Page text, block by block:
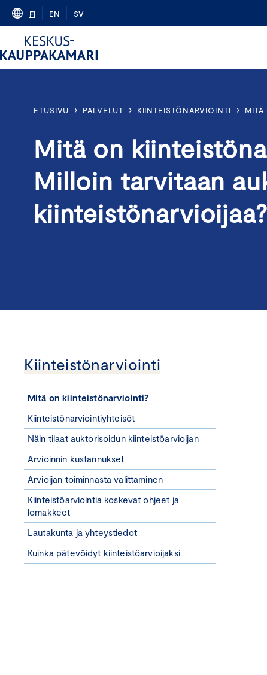
Skip
content
FI EN SV
ETUSIVU › PALVELUT › KIINTEISTÖNARVIOINTI ›
Mitä on
Milloin tarvitaan
kiinteistönarvioijaa?
Kiinteistönarviointi
Mitä on kiinteistönarviointi?
Kiinteistönarviointiyhteisöt
Näin tilaat auktorisoidun kiinteistöarvioijan
Arvioinnin kustannukset
Arvioijan toiminnasta valittaminen
Kiinteistöarviointia koskevat ohjeet ja
lomakkeet
Lautakunta ja yhteystiedot
Kuinka pätevöidyt kiinteistöarvioijaksi